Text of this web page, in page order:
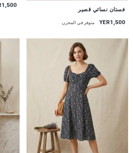
جديد
فستان نسائي قصير
YER1,500 متوفر في المخزن